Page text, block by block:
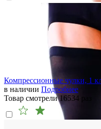
Компрессионные чулки, 1
в наличии Подробнее
Товар смотрели16534